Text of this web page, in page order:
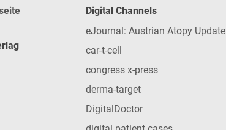
Digital Channels
eJournal: Austrian Atopy Update
car-t-cell
congress x-press
derma-target
DigitalDoctor